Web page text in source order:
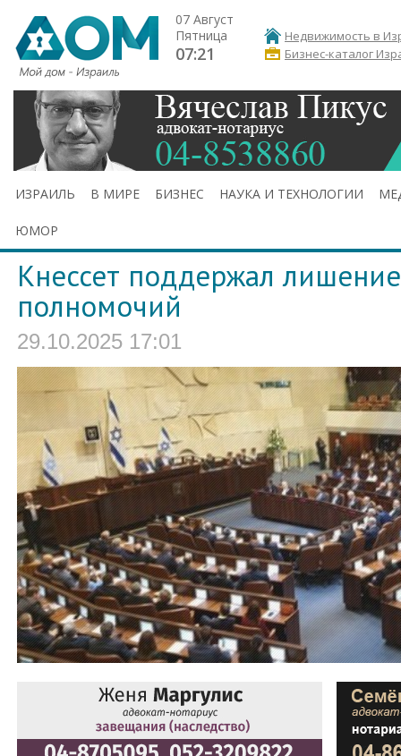
07 Август
Пятница
07:21
Недвижимость в
Бизнес-каталог
ИЗРАИЛЬ В МИРЕ БИЗНЕС НАУКА И ТЕХНОЛОГИИ
ЮМОР
Кнессет поддержал
полномочий
29.10.2025 17:01